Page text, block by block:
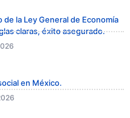
de la Ley General de Economía
claras, éxito asegurado.
en México.